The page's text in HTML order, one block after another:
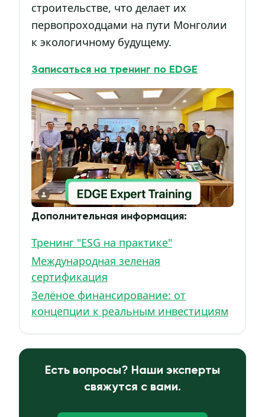
строительстве, что делает их
первопроходцами на пути Монголии
к экологичному будущему.
Записаться на тренинг по EDGE
Дополнительная информация:
Тренинг "ESG на практике"
Международная зеленая
сертификация
Зелёное финансирование: от
концепции к реальным инвестициям
Есть вопросы? Наши эксперты
свяжутся с вами.